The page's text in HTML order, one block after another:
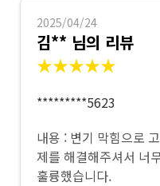
2025/04/24
김** 님의 리뷰
★★★★★
*********5623
내용 : 변기 막힘으로
제를 해결해주셔서 너
훌륭했습니다.